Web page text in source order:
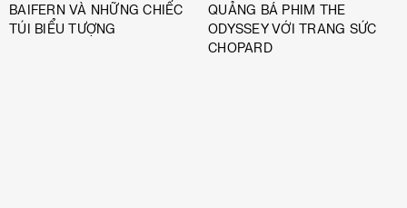
BAIFERN VÀ NHỮNG CHIẾC
TÚI BIỂU TƯỢNG
QUẢNG BÁ PHIM THE
ODYSSEY VỚI TRANG SỨC
CHOPARD